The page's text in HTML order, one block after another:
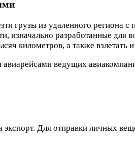
грузы из удаленного региона
изначально разработанные
километров, а также
ведущих
Для отправки личных